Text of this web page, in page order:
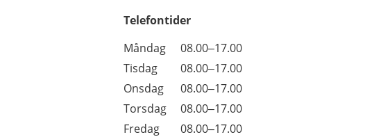
Telefontider
Dag
Öppettider
Kommentarer
Måndag
08.00–17.00
Tisdag
08.00–17.00
Onsdag
08.00–17.00
Torsdag
08.00–17.00
Fredag
08.00–17.00